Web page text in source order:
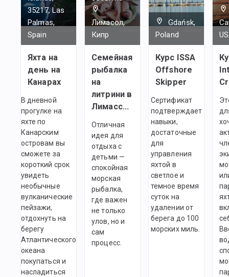
35217, Las
Palmas,
Spain
Яхта на
день на
Канарах
В дневной
прогулке на
яхте по
Канарским
островам вы
сможете за
короткий срок
увидеть
необычные
вулканические
пейзажи,
отдохнуть на
берегу
Атлантического
океана
покупаться и
насладиться
Лимасол,
Кипр
Семейная
рыбалка
на
литрини в
Лимассоле
Отличная
идея для
отдыха с
детьми —
спокойная
морская
рыбалка,
где важен
не только
улов, но и
сам
процесс.
Gdańsk,
Poland
Курс ISSA
Offshore
Skipper
Сертификат
подтверждает
навыки,
достаточные
для
управления
яхтой в
светлое и
темное время
суток на
удалении от
берега до 100
морских миль.